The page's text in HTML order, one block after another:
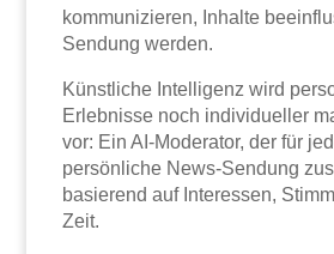
kommunizieren, Inhalte
Sendung werden.
Künstliche Intelligenz wird
Erlebnisse noch individueller
vor: Ein AI-Moderator, der für
persönliche News-Sendung
basierend auf Interessen,
Zeit.